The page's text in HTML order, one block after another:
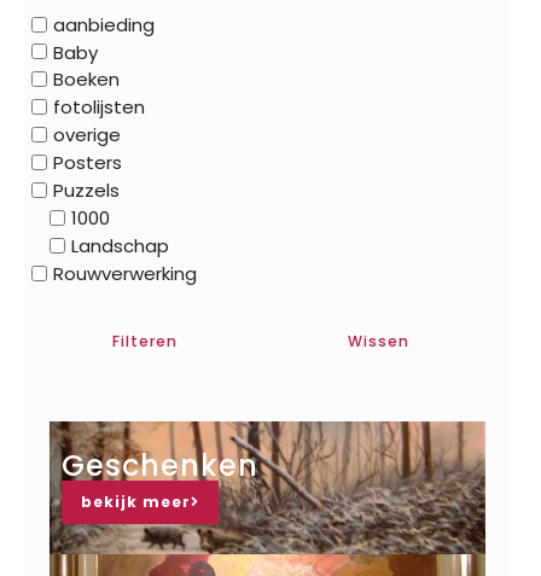
aanbieding
Baby
Boeken
fotolijsten
overige
Posters
Puzzels
1000
Landschap
Rouwverwerking
Filteren Wissen
Geschenken
bekijk meer